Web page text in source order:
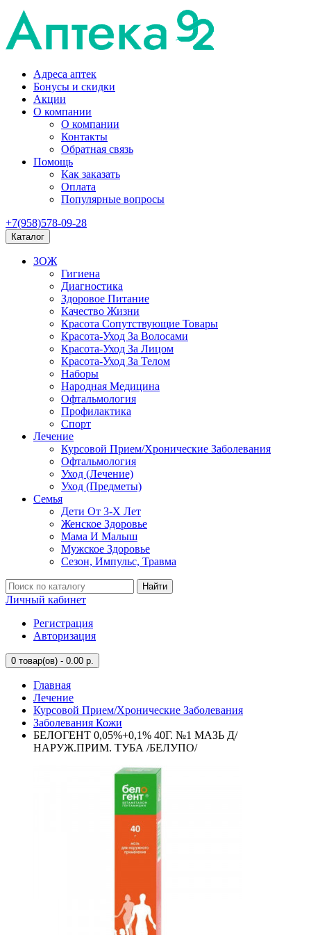
Адреса аптек
Бонусы и скидки
Акции
О компании
О компании
Контакты
Обратная связь
Помощь
Как заказать
Оплата
Популярные вопросы
+7(958)578-09-28
Каталог
ЗОЖ
Гигиена
Диагностика
Здоровое Питание
Качество Жизни
Красота Сопутствующие Товары
Красота-Уход За Волосами
Красота-Уход За Лицом
Красота-Уход За Телом
Наборы
Народная Медицина
Офтальмология
Профилактика
Спорт
Лечение
Курсовой Прием/Хронические Заболевания
Офтальмология
Уход (Лечение)
Уход (Предметы)
Семья
Дети От 3-Х Лет
Женское Здоровье
Мама И Малыш
Мужское Здоровье
Сезон, Импульс, Травма
Найти
Личный кабинет
Регистрация
Авторизация
0 товар(ов) - 0.00 р.
Главная
Лечение
Курсовой Прием/Хронические Заболевания
Заболевания Кожи
БЕЛОГЕНТ 0,05%+0,1% 40Г. №1 МАЗЬ Д/
НАРУЖ.ПРИМ. ТУБА /БЕЛУПО/